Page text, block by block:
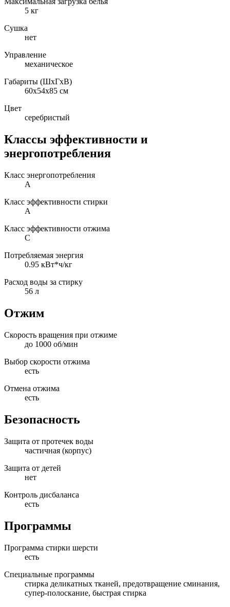
5 кг
Сушка
нет
Управление
механическое
Габариты (ШxГxВ)
60x54x85 см
Цвет
серебристый
Классы эффективности и
энергопотребления
Класс энергопотребления
A
Класс эффективности стирки
A
Класс эффективности отжима
C
Потребляемая энергия
0.95 кВт*ч/кг
Расход воды за стирку
56 л
Отжим
Скорость вращения при отжиме
до 1000 об/мин
Выбор скорости отжима
есть
Отмена отжима
есть
Безопасность
Защита от протечек воды
частичная (корпус)
Защита от детей
нет
Контроль дисбаланса
есть
Программы
Программа стирки шерсти
есть
Специальные программы
стирка деликатных тканей, предотвращение сминания,
супер-полоскание, быстрая стирка